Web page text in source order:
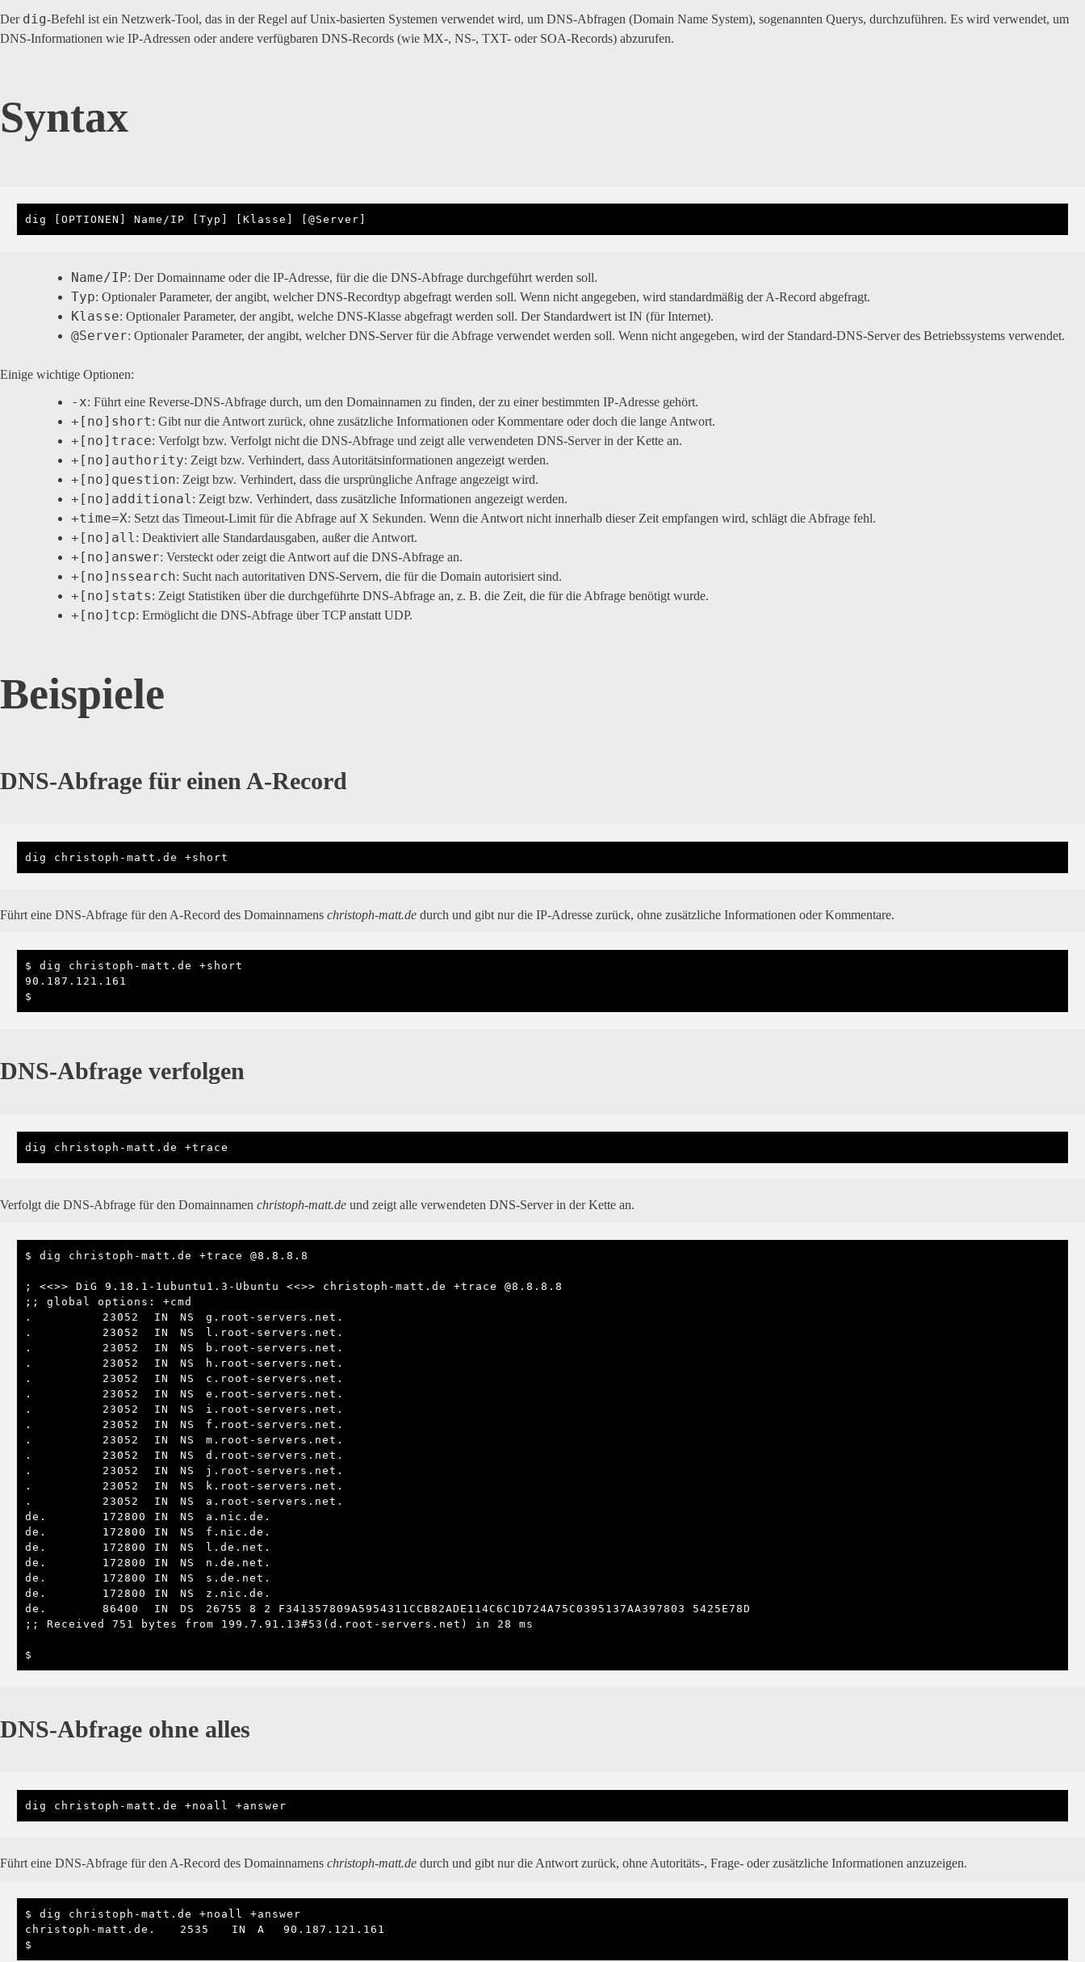
Der dig-Befehl ist ein Netzwerk-Tool, das in der Regel auf Unix-basierten Systemen verwendet wird, um DNS-Abfragen (Domain Name System), sogenannten Querys, durchzuführen. Es wird verwendet, um
DNS-Informationen wie IP-Adressen oder andere verfügbaren DNS-Records (wie MX-, NS-, TXT- oder SOA-Records) abzurufen.
Syntax
dig [OPTIONEN] Name/IP [Typ] [Klasse] [@Server]
Name/IP: Der Domainname oder die IP-Adresse, für die die DNS-Abfrage durchgeführt werden soll.
Typ: Optionaler Parameter, der angibt, welcher DNS-Recordtyp abgefragt werden soll. Wenn nicht angegeben, wird standardmäßig der A-Record abgefragt.
Klasse: Optionaler Parameter, der angibt, welche DNS-Klasse abgefragt werden soll. Der Standardwert ist IN (für Internet).
@Server: Optionaler Parameter, der angibt, welcher DNS-Server für die Abfrage verwendet werden soll. Wenn nicht angegeben, wird der Standard-DNS-Server des Betriebssystems verwendet.
Einige wichtige Optionen:
-x: Führt eine Reverse-DNS-Abfrage durch, um den Domainnamen zu finden, der zu einer bestimmten IP-Adresse gehört.
+ [no] short: Gibt nur die Antwort zurück, ohne zusätzliche Informationen oder Kommentare oder doch die lange Antwort.
+ [no] trace: Verfolgt bzw. Verfolgt nicht die DNS-Abfrage und zeigt alle verwendeten DNS-Server in der Kette an.
+[no]authority: Zeigt bzw. Verhindert, dass Autoritätsinformationen angezeigt werden.
+[no]question: Zeigt bzw. Verhindert, dass die ursprüngliche Anfrage angezeigt wird.
+[no]additional: Zeigt bzw. Verhindert, dass zusätzliche Informationen angezeigt werden.
+time=X: Setzt das Timeout-Limit für die Abfrage auf X Sekunden. Wenn die Antwort nicht innerhalb dieser Zeit empfangen wird, schlägt die Abfrage fehl.
+[no]all: Deaktiviert alle Standardausgaben, außer die Antwort.
+[no]answer: Versteckt oder zeigt die Antwort auf die DNS-Abfrage an.
+[no]nssearch: Sucht nach autoritativen DNS-Servern, die für die Domain autorisiert sind.
+[no]stats: Zeigt Statistiken über die durchgeführte DNS-Abfrage an, z. B. die Zeit, die für die Abfrage benötigt wurde.
+[no]tcp: Ermöglicht die DNS-Abfrage über TCP anstatt UDP.
Beispiele
DNS-Abfrage für einen A-Record
dig christoph-matt.de +short
Führt eine DNS-Abfrage für den A-Record des Domainnamens christoph-matt.de durch und gibt nur die IP-Adresse zurück, ohne zusätzliche Informationen oder Kommentare.
$ dig christoph-matt.de +short
90.187.121.161
$
DNS-Abfrage verfolgen
dig christoph-matt.de +trace
Verfolgt die DNS-Abfrage für den Domainnamen christoph-matt.de und zeigt alle verwendeten DNS-Server in der Kette an.
$ dig christoph-matt.de +trace @8.8.8.8
; <<>> DiG 9.18.1-1ubuntu1.3-Ubuntu <<>> christoph-matt.de +trace @8.8.8.8
;; global options: +cmd
.			23052	IN	NS	g.root-servers.net.
.			23052	IN	NS	l.root-servers.net.
.			23052	IN	NS	b.root-servers.net.
.			23052	IN	NS	h.root-servers.net.
.			23052	IN	NS	c.root-servers.net.
.			23052	IN	NS	e.root-servers.net.
.			23052	IN	NS	i.root-servers.net.
.			23052	IN	NS	f.root-servers.net.
.			23052	IN	NS	m.root-servers.net.
.			23052	IN	NS	d.root-servers.net.
.			23052	IN	NS	j.root-servers.net.
.			23052	IN	NS	k.root-servers.net.
.			23052	IN	NS	a.root-servers.net.
de.			172800	IN	NS	a.nic.de.
de.			172800	IN	NS	f.nic.de.
de.			172800	IN	NS	l.de.net.
de.			172800	IN	NS	n.de.net.
de.			172800	IN	NS	s.de.net.
de.			172800	IN	NS	z.nic.de.
de.			86400	IN	DS	26755 8 2 F341357809A5954311CCB82ADE114C6C1D724A75C0395137AA397803 5425E78D
;; Received 751 bytes from 199.7.91.13#53(d.root-servers.net) in 28 ms
$
DNS-Abfrage ohne alles
dig christoph-matt.de +noall +answer
Führt eine DNS-Abfrage für den A-Record des Domainnamens christoph-matt.de durch und gibt nur die Antwort zurück, ohne Autoritäts-, Frage- oder zusätzliche Informationen anzuzeigen.
$ dig christoph-matt.de +noall +answer
christoph-matt.de.	2535	IN	A	90.187.121.161
$